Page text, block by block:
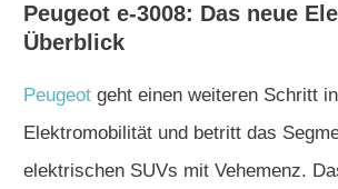
Peugeot e-3008: Das neue
Überblick
Peugeot geht einen weiteren Schritt
Elektromobilität und betritt das
elektrischen SUVs mit Vehemenz.